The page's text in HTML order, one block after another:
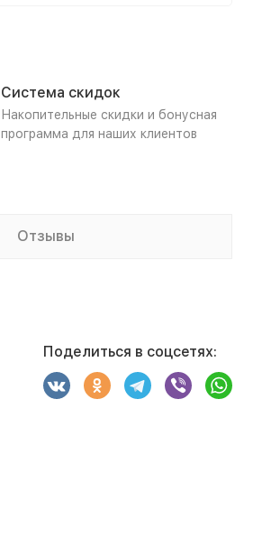
Система скидок
Накопительные скидки и бонусная
программа для наших клиентов
Отзывы
Поделиться в соцсетях: